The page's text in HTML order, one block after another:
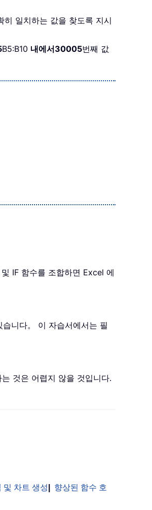
히 일치하는 값을 찾도록 지시
B5:B10 내에서30005번째 값
IF 함수를 조합하면 Excel 에
니다。 이 자습서에서는 필
것은 어렵지 않을 것입니다.
및 차트 생성
향상된 함수 호